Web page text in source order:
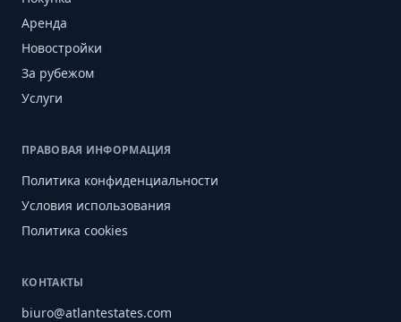
Аренда
Новостройки
За рубежом
Услуги
ПРАВОВАЯ ИНФОРМАЦИЯ
Политика конфиденциальности
Условия использования
Политика cookies
КОНТАКТЫ
biuro@atlantestates.com